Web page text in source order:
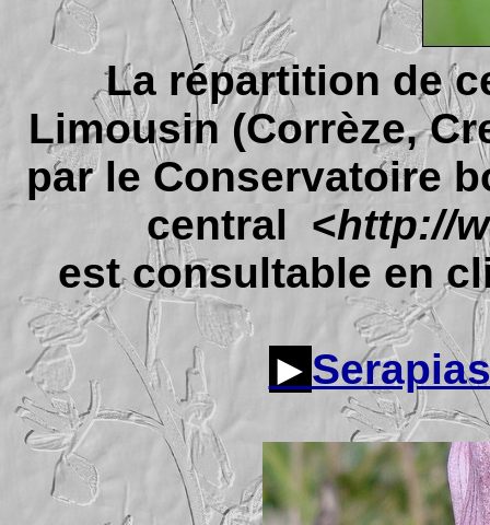
La répartition de
Limousin (Corrèze,
par le Conservatoire
central <http://
est consultable en
►